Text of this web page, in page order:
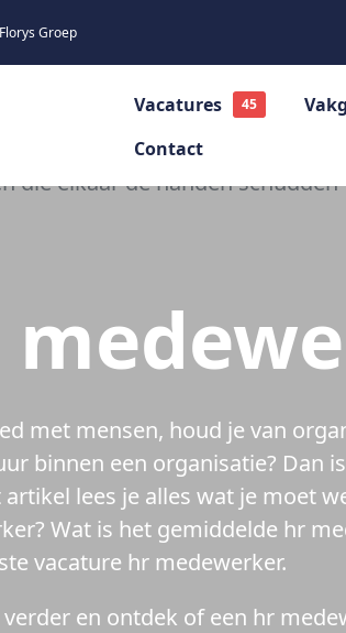
Groep
Vacatures
Sales
Contact
met mensen, houd je van
binnen een organisatie? Dan
lees je alles wat je moet
Wat is het gemiddelde hr
vacature hr medewerker.
verder en ontdek of een hr